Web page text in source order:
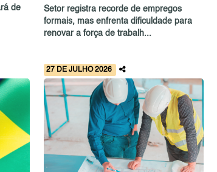
de
Setor registra recorde de empregos
formais, mas enfrenta dificuldade para
renovar a força de trabalh...
27 DE JULHO 2026